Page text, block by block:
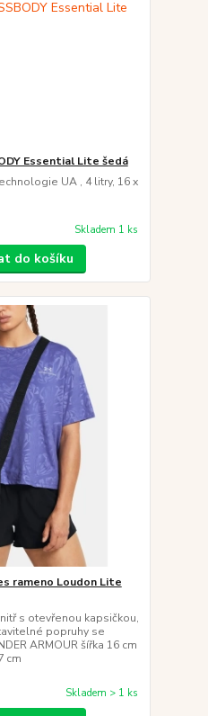
Essential Lite šedá
UA , 4 litry, 16 x
Skladem 1 ks
do košíku
rameno Loudon Lite
s otevřenou kapsičkou,
popruhy se
ARMOUR šířka 16 cm
cm
Skladem > 1 ks